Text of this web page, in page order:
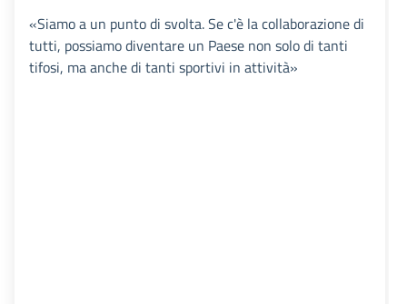
«Siamo a un punto di svolta. Se c'è la collaborazione di
tutti, possiamo diventare un Paese non solo di tanti
tifosi, ma anche di tanti sportivi in attività»